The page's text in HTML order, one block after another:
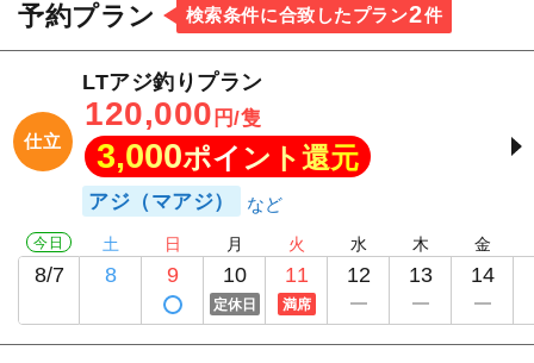
予約プラン 検索条件に合致したプラン2件
仕立
LTアジ釣りプラン
120,000 円/隻
3,000ポイント還元
アジ（マアジ）
今日
8/7
土
8
日
9
月
10
定休日
火
11
満席
水
12
木
13
金
14